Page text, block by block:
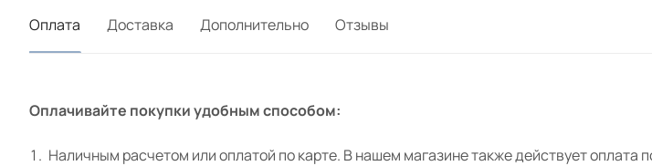
Оплата Доставка Дополнительно Отзывы
Оплачивайте покупки удобным способом:
Наличным расчетом или оплатой по карте. В нашем магазине также действует